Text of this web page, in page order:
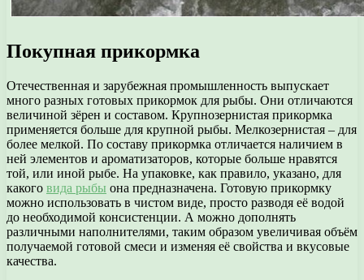
Покупная прикормка
Отечественная и зарубежная промышленность выпускает
много разных готовых прикормок для рыбы. Они отличаются
величиной зёрен и составом. Крупнозернистая прикормка
применяется больше для крупной рыбы. Мелкозернистая – для
более мелкой. По составу прикормка отличается наличием в
ней элементов и ароматизаторов, которые больше нравятся
той, или иной рыбе. На упаковке, как правило, указано, для
какого вида рыбы она предназначена. Готовую прикормку
можно использовать в чистом виде, просто разводя её водой
до необходимой консистенции. А можно дополнять
различными наполнителями, таким образом увеличивая объём
получаемой готовой смеси и изменяя её свойства и вкусовые
качества.